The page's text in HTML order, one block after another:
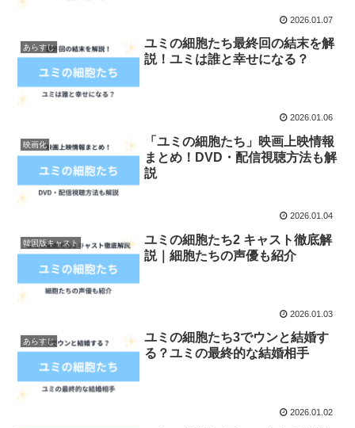
2026.01.07
あらすじ
ユミの細胞たち最終回の結末を解
説！ユミは誰と幸せになる？
2026.01.06
映画化
「ユミの細胞たち」映画上映情報
まとめ！DVD・配信視聴方法も解
説
2026.01.04
韓国版キャスト
ユミの細胞たち2 キャスト徹底解
説｜細胞たちの声優も紹介
2026.01.03
あらすじ
ユミの細胞たち3でウンと結婚す
る？ユミの最終的な結婚相手
2026.01.02